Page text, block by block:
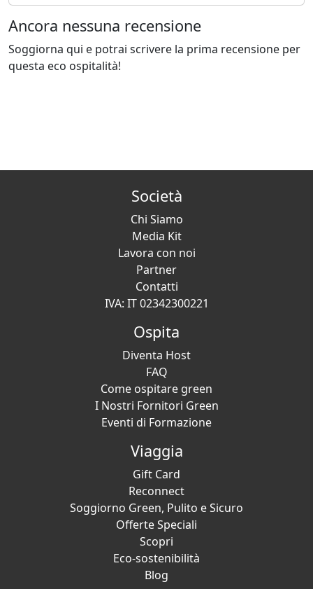
Ancora nessuna recensione
Soggiorna qui e potrai scrivere la prima recensione per
questa eco ospitalità!
Società
Chi Siamo
Media Kit
Lavora con noi
Partner
Contatti
IVA: IT 02342300221
Ospita
Diventa Host
FAQ
Come ospitare green
I Nostri Fornitori Green
Eventi di Formazione
Viaggia
Gift Card
Reconnect
Soggiorno Green, Pulito e Sicuro
Offerte Speciali
Scopri
Eco-sostenibilità
Blog